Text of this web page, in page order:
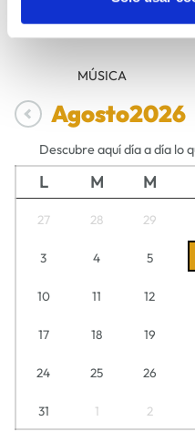
MÚSICA
Agosto2026
Descubre aquí día a día lo
L M M
27 28 29
3 4 5
10 11 12
17 18 19
24 25 26
31 1 2